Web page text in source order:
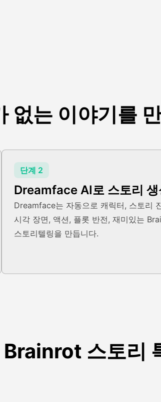
없는 이야기를
단계 2
Dreamface AI로 스토리 생
Dreamface는 자동으로 캐릭터, 스토리
시각 장면, 액션, 플롯 반전, 재미있는
스토리텔링을 만듭니다.
Brainrot 스토리